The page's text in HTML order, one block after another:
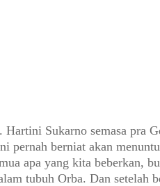
Sukarno semasa pra
berniat akan
apa yang kita beberkan,
tubuh Orba. Dan setelah